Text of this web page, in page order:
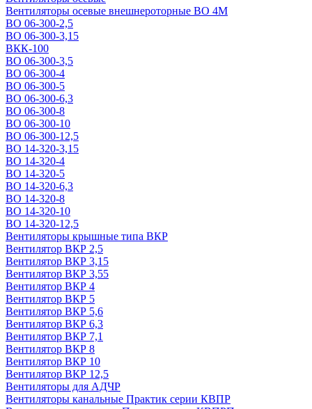
Вентиляторы осевые внешнероторные ВО 4М
ВО 06-300-2,5
ВО 06-300-3,15
ВКК-100
ВО 06-300-3,5
ВО 06-300-4
ВО 06-300-5
ВО 06-300-6,3
ВО 06-300-8
ВО 06-300-10
ВО 06-300-12,5
ВО 14-320-3,15
ВО 14-320-4
ВО 14-320-5
ВО 14-320-6,3
ВО 14-320-8
ВО 14-320-10
ВО 14-320-12,5
Вентиляторы крышные типа ВКР
Вентилятор ВКР 2,5
Вентилятор ВКР 3,15
Вентилятор ВКР 3,55
Вентилятор ВКР 4
Вентилятор ВКР 5
Вентилятор ВКР 5,6
Вентилятор ВКР 6,3
Вентилятор ВКР 7,1
Вентилятор ВКР 8
Вентилятор ВКР 10
Вентилятор ВКР 12,5
Вентиляторы для АДЧР
Вентиляторы канальные Практик серии КВПР